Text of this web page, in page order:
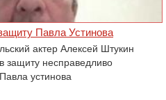
Павла Устинова
актер Алексей Штукин
защиту несправедливо
устинова